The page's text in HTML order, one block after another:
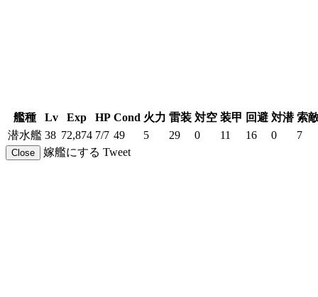
艦種 Lv Exp HP Cond 火力 雷装 対空 装甲 回避 対潜 索
潜水艦 38 72,874 7/7 49 5 29 0 11 16 0 7
Close 嫁艦にする Tweet